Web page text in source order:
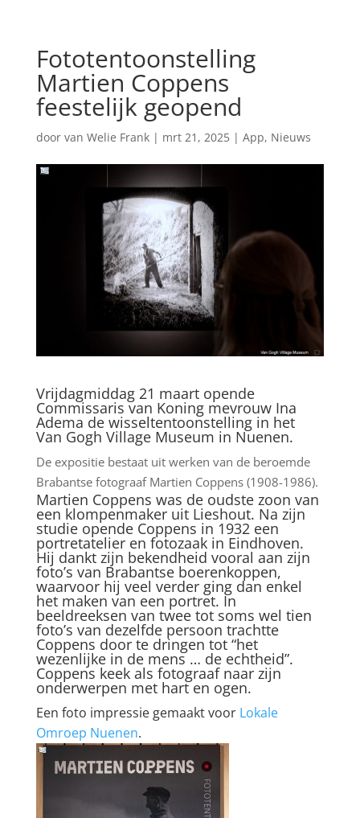
Fototentoonstelling
Martien Coppens
feestelijk geopend
door van Welie Frank| mrt 21, 2025| App, Nieuws
Vrijdagmiddag 21 maart opende
Commissaris van Koning mevrouw Ina
Adema de wisseltentoonstelling in het
Van Gogh Village Museum in Nuenen.
De expositie bestaat uit werken van de beroemde
Brabantse fotograaf Martien Coppens (1908-1986).
Martien Coppens was de oudste zoon van
een klompenmaker uit Lieshout. Na zijn
studie opende Coppens in 1932 een
portretatelier en fotozaak in Eindhoven.
Hij dankt zijn bekendheid vooral aan zijn
foto’s van Brabantse boerenkoppen,
waarvoor hij veel verder ging dan enkel
het maken van een portret. In
beeldreeksen van twee tot soms wel tien
foto’s van dezelfde persoon trachtte
Coppens door te dringen tot “het
wezenlijke in de mens … de echtheid”.
Coppens keek als fotograaf naar zijn
onderwerpen met hart en ogen.
Een foto impressie gemaakt voor Lokale
Omroep Nuenen.